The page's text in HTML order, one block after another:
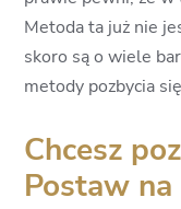
Metoda ta już nie
skoro są o wiele
metody pozbycia
Chcesz
Postaw